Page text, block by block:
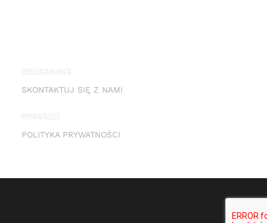
OBSŁUGA KLIENTA
SKONTAKTUJ SIĘ Z NAMI
PRYWATNOŚĆ
POLITYKA PRYWATNOŚCI